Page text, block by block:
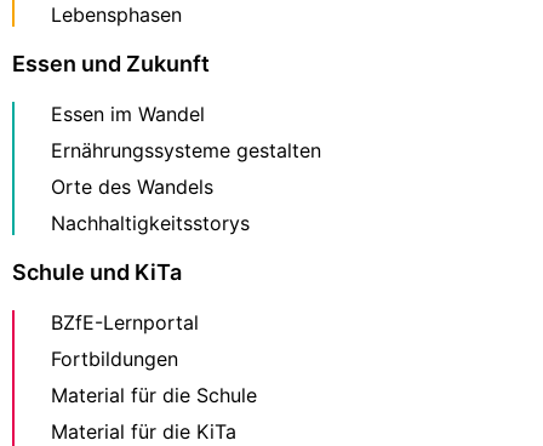
Lebensphasen
Essen und Zukunft
Essen im Wandel
Ernährungssysteme gestalten
Orte des Wandels
Nachhaltigkeitsstorys
Schule und KiTa
BZfE-Lernportal
Fortbildungen
Material für die Schule
Material für die KiTa